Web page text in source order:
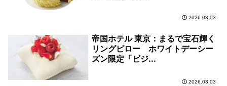
2026.03.03
帝国ホテル 東京：まるで宝石輝く
リングピロー ホワイトデーシー
ズン限定「ビジ...
2026.03.03